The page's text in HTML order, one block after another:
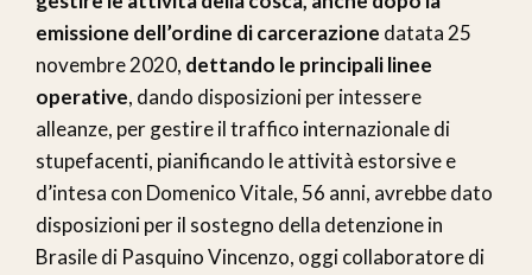
emissione dell’ordine di carcerazione datata 25
novembre 2020, dettando le principali linee
operative, dando disposizioni per intessere
alleanze, per gestire il traffico internazionale di
stupefacenti, pianificando le attività estorsive e
d’intesa con Domenico Vitale, 56 anni, avrebbe dato
disposizioni per il sostegno della detenzione in
Brasile di Pasquino Vincenzo, oggi collaboratore di